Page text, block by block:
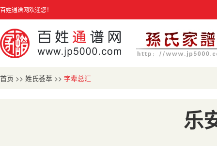
百姓通谱网欢迎您！
首页 >> 姓氏荟萃 >> 字辈总汇
乐